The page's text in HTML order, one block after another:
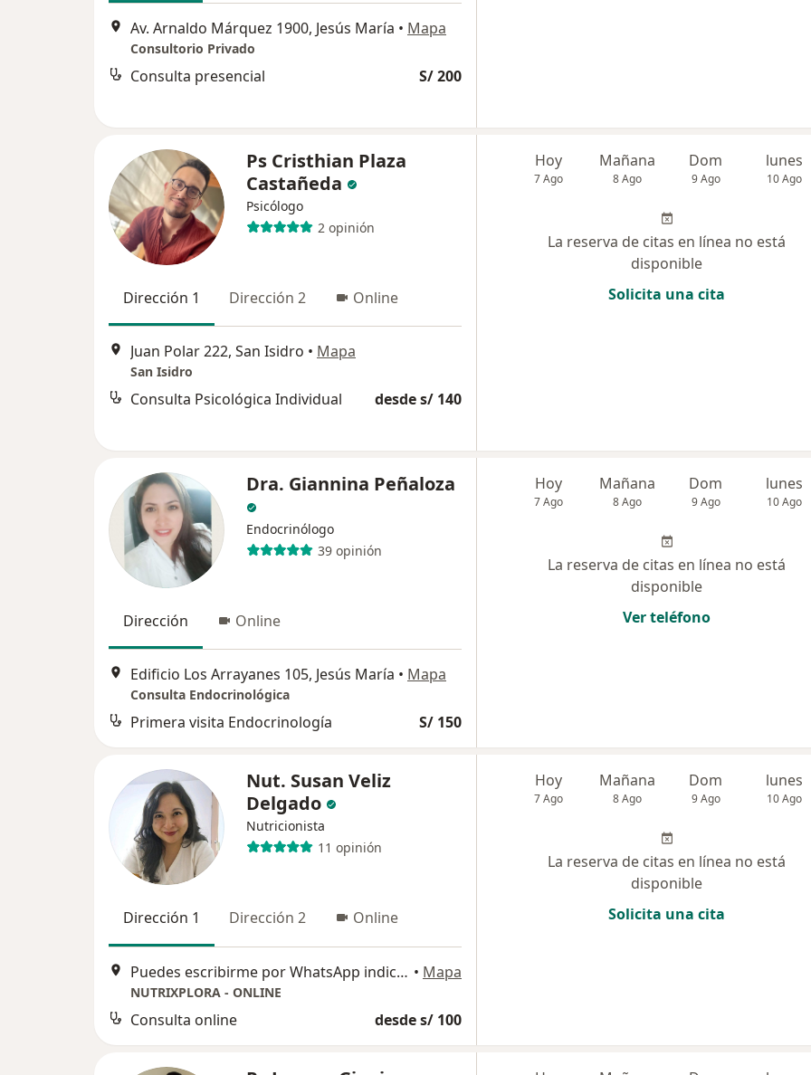
Av. Arnaldo Márquez 1900, Jesús María • Mapa
Consultorio Privado
Consulta presencial S/ 200
Ps Cristhian Plaza
Castañeda
Psicólogo
2 opinión
Dirección 1 Dirección 2 Online
Juan Polar 222, San Isidro • Mapa
San Isidro
Consulta Psicológica Individual desde s/ 140
Hoy
7 Ago
Mañana
8 Ago
Dom
9 Ago
lunes
10 Ago
La reserva de citas en línea no está
disponible
Solicita una cita
Dra. Giannina Peñaloza
Endocrinólogo
39 opinión
Dirección Online
Edificio Los Arrayanes 105, Jesús María • Mapa
Consulta Endocrinológica
Primera visita Endocrinología S/ 150
Hoy
7 Ago
Mañana
8 Ago
Dom
9 Ago
lunes
10 Ago
La reserva de citas en línea no está
disponible
Ver teléfono
Nut. Susan Veliz
Delgado
Nutricionista
11 opinión
Dirección 1 Dirección 2 Online
Puedes escribirme por WhatsApp indicando el motivo de tu consulta. Será un gusto acompañarte en este proceso!, Lima • Mapa
NUTRIXPLORA - ONLINE
Consulta online desde s/ 100
Hoy
7 Ago
Mañana
8 Ago
Dom
9 Ago
lunes
10 Ago
La reserva de citas en línea no está
disponible
Solicita una cita